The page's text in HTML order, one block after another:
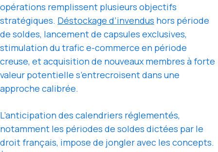
opérations remplissent plusieurs objectifs
stratégiques. Déstockage d’invendus hors période
de soldes, lancement de capsules exclusives,
stimulation du trafic e-commerce en période
creuse, et acquisition de nouveaux membres à forte
valeur potentielle s’entrecroisent dans une
approche calibrée.
L’anticipation des calendriers réglementés,
notamment les périodes de soldes dictées par le
droit français, impose de jongler avec les concepts.